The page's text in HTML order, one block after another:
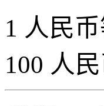
1 人民
100 人